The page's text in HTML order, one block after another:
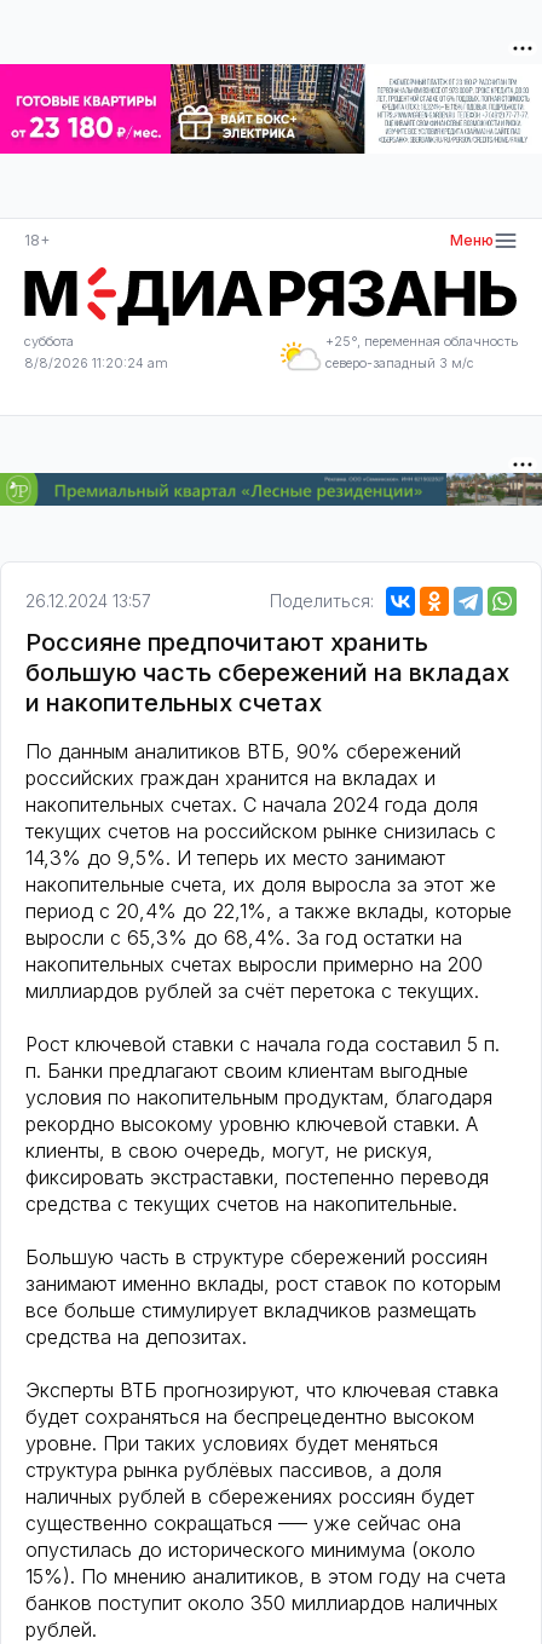
18+ Меню
суббота
8/8/2026 11:20:24 am
+25°, переменная облачность
северо-западный 3 м/с
26.12.2024 13:57 Поделиться:
Россияне предпочитают хранить
большую часть сбережений на вкладах
и накопительных счетах
По данным аналитиков ВТБ, 90% сбережений
российских граждан хранится на вкладах и
накопительных счетах. С начала 2024 года доля
текущих счетов на российском рынке снизилась с
14,3% до 9,5%. И теперь их место занимают
накопительные счета, их доля выросла за этот же
период с 20,4% до 22,1%, а также вклады, которые
выросли с 65,3% до 68,4%. За год остатки на
накопительных счетах выросли примерно на 200
миллиардов рублей за счёт перетока с текущих.
Рост ключевой ставки с начала года составил 5 п.
п. Банки предлагают своим клиентам выгодные
условия по накопительным продуктам, благодаря
рекордно высокому уровню ключевой ставки. А
клиенты, в свою очередь, могут, не рискуя,
фиксировать экстраставки, постепенно переводя
средства с текущих счетов на накопительные.
Большую часть в структуре сбережений россиян
занимают именно вклады, рост ставок по которым
все больше стимулирует вкладчиков размещать
средства на депозитах.
Эксперты ВТБ прогнозируют, что ключевая ставка
будет сохраняться на беспрецедентно высоком
уровне. При таких условиях будет меняться
структура рынка рублёвых пассивов, а доля
наличных рублей в сбережениях россиян будет
существенно сокращаться –— уже сейчас она
опустилась до исторического минимума (около
15%). По мнению аналитиков, в этом году на счета
банков поступит около 350 миллиардов наличных
рублей.